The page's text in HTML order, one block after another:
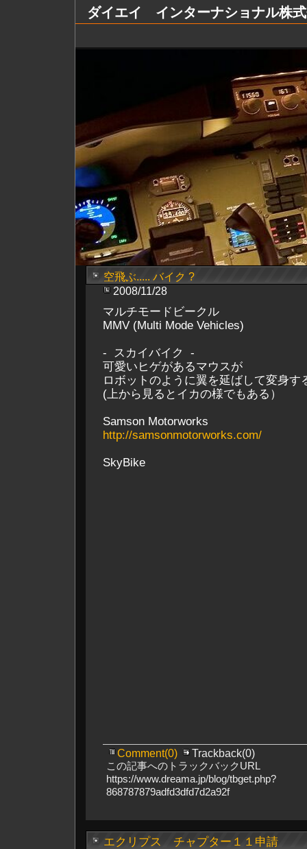
ダイエイ インターナショナル株
空飛ぶ..... バイク ?
2008/11/28
マルチモードビークル
MMV (Multi Mode Vehicles)
- スカイバイク -
可愛いヒゲがあるマウスが
ロボットのように翼を延ばして変身す
(上から見るとイカの様でもある）
Samson Motorworks
http://samsonmotorworks.com/
SkyBike
Comment(0) Trackback(0)
この記事へのトラックバックURL
https://www.dreama.jp/blog/tbget.php?
868787879adfd3dfd7d2a92f
エクリプス チャプター１１申請